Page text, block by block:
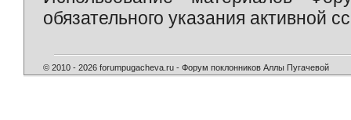
обязательного указания активной
© 2010 - 2026 forumpugacheva.ru - Форум поклонников Аллы Пугачевой